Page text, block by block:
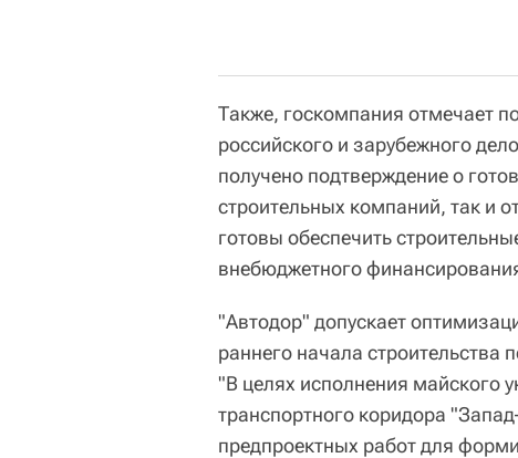
Также, госкомпания отмечает
российского и зарубежного
получено подтверждение о
строительных компаний, так и
готовы обеспечить
внебюджетного
"Автодор" допускает
раннего начала строительства
"В целях исполнения майского
транспортного коридора
предпроектных работ для